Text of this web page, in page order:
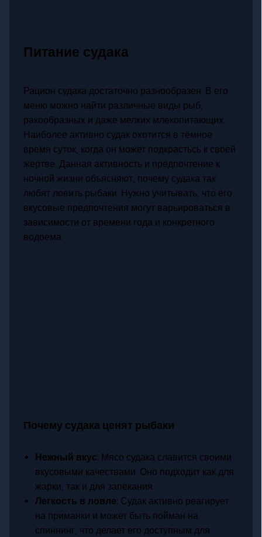
Питание судака
Рацион судака достаточно разнообразен. В его
меню можно найти различные виды рыб,
ракообразных и даже мелких млекопитающих.
Наиболее активно судак охотится в тёмное
время суток, когда он может подкрастьсь к своей
жертве. Данная активность и предпочтение к
ночной жизни объясняют, почему судака так
любят ловить рыбаки. Нужно учитывать, что его
вкусовые предпочтения могут варьироваться в
зависимости от времени года и конкретного
водоема.
Почему судака ценят рыбаки
Нежный вкус: Мясо судака славится своими
вкусовыми качествами. Оно подходит как для
жарки, так и для запекания.
Легкость в ловле: Судак активно реагирует
на приманки и может быть пойман на
спиннинг, что делает его доступным для